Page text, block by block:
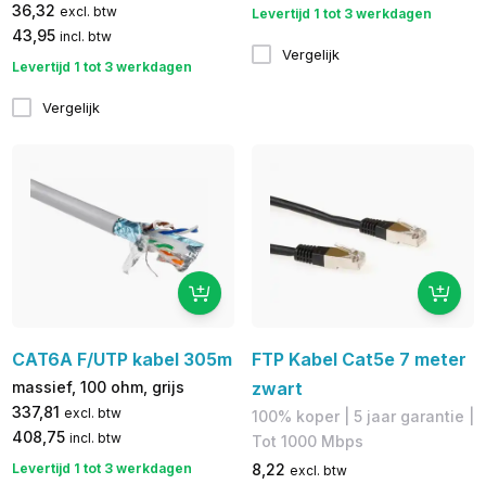
36,32 excl. btw
43,95 incl. btw
Levertijd 1 tot 3 werkdagen
Vergelijk
Levertijd 1 tot 3 werkdagen
Vergelijk
CAT6A F/UTP kabel 305m
massief, 100 ohm, grijs
337,81 excl. btw
408,75 incl. btw
Levertijd 1 tot 3 werkdagen
FTP Kabel Cat5e 7 meter
zwart
100% koper​ | 5 jaar garantie |
​Tot 1000 Mbps
8,22 excl. btw